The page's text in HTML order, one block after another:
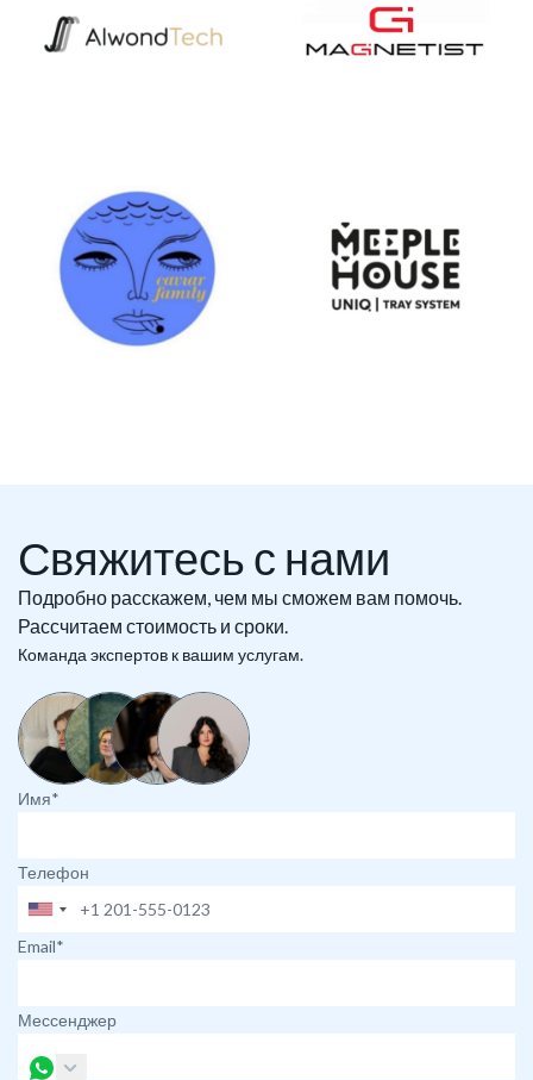
Свяжитесь с нами
Подробно расскажем, чем мы сможем вам помочь.
Рассчитаем стоимость и сроки.
Команда экспертов к вашим услугам.
Имя*
Телефон
Email*
Мессенджер